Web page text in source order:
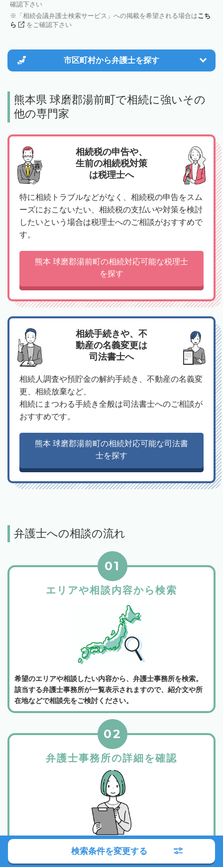
確認下さい
「相続会議弁護士検索サービス」への掲載を希望される場合はこち
ら
をご確認下さい
市区町村から弁護士を探す
熊本県 球磨郡湯前町で相続に強いその
他の専門家
相続税の申告や、
生前の相続税対策
は税理士へ
特に相続トラブルなどがなく、相続税の申告をスム
ーズにおこないたい、相続税の支払いや対策を検討
したいという場合は税理士へのご相談がおすすめで
す。
熊本 球磨郡湯前町の相続対応可能な税理士
を探す
相続手続きや、不
動産の名義変更は
司法書士へ
相続人調査や預貯金の解約手続き、不動産の名義変
更、相続放棄など、
相続にまつわる手続き全般は司法書士へのご相談が
おすすめです。
熊本 球磨郡湯前町の相続対応可能な司法書
士を探す
弁護士への相談の流れ
エリアや相談内容から検索
01
希望のエリアや相談したい内容から、弁護士事務所を検索。
該当する弁護士事務所が一覧表示されますので、紹介文や所
在地などで相談先をご検討ください。
弁護士事務所の詳細を確認
02
所属弁護士や事務所の紹介、相談料金などから相談したい弁
護士事務所を選んでください。各弁護士事務所は詳細ボタン
検索条件を変更する